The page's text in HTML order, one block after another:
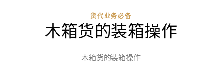
货代业务必备
木箱货的装箱操作
木箱货的装箱操作